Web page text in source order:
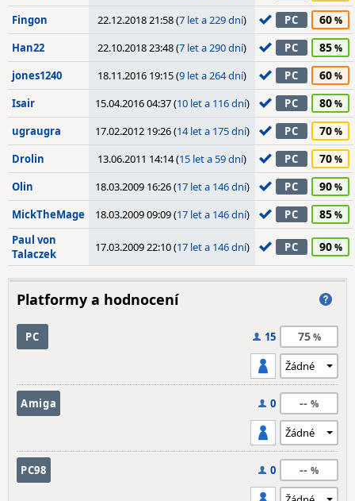
Fingon 22.12.2018 21:58 (7 let a 229 dní) PC 60
Han22 22.10.2018 23:48 (7 let a 290 dní) PC 85
jones1240 18.11.2016 19:15 (9 let a 264 dní) PC 60
Isair 15.04.2016 04:37 (10 let a 116 dní) PC 80
ugraugra 17.02.2012 19:26 (14 let a 175 dní) PC 70
Drolin 13.06.2011 14:14 (15 let a 59 dní) PC 70
Olin 18.03.2009 16:26 (17 let a 146 dní) PC 90
MickTheMage 18.03.2009 09:09 (17 let a 146 dní) PC 85
Paul von
Talaczek
17.03.2009 22:10 (17 let a 146 dní) PC 90
Platformy a hodnocení
PC 15 75
Amiga 0 --
PC98 0 --